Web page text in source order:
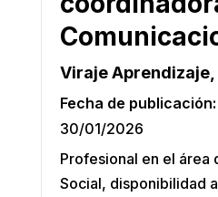
Viraje Aprendizaje,
Fecha de publicación:
30/01/2026
Profesional en el área
Social, disponibilidad